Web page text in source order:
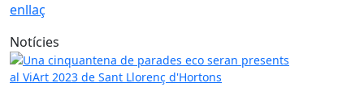
enllaç
Notícies